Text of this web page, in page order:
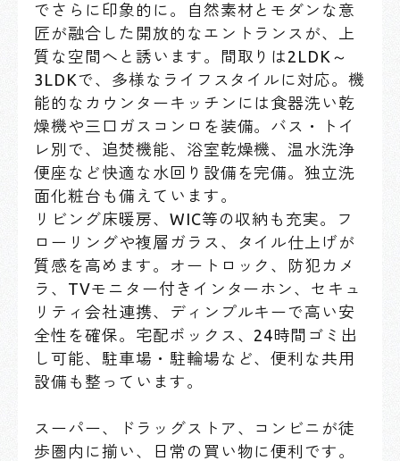
でさらに印象的に。自然素材とモダンな意
匠が融合した開放的なエントランスが、上
質な空間へと誘います。間取りは2LDK～
3LDKで、多様なライフスタイルに対応。機
能的なカウンターキッチンには食器洗い乾
燥機や三口ガスコンロを装備。バス・トイ
レ別で、追焚機能、浴室乾燥機、温水洗浄
便座など快適な水回り設備を完備。独立洗
面化粧台も備えています。
リビング床暖房、WIC等の収納も充実。フ
ローリングや複層ガラス、タイル仕上げが
質感を高めます。オートロック、防犯カメ
ラ、TVモニター付きインターホン、セキュ
リティ会社連携、ディンプルキーで高い安
全性を確保。宅配ボックス、24時間ゴミ出
し可能、駐車場・駐輪場など、便利な共用
設備も整っています。
スーパー、ドラッグストア、コンビニが徒
歩圏内に揃い、日常の買い物に便利です。